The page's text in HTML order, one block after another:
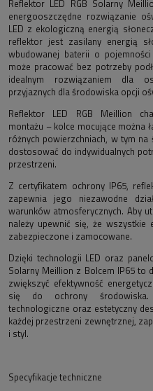
Reflektor LED RGB Solarny
energooszczędne rozwiązanie
LED z ekologiczną energią
reflektor jest zasilany energią
wbudowanej baterii o
może pracować bez potrzeby
idealnym rozwiązaniem dla
przyjaznych dla środowiska opcji
Reflektor LED RGB Meillion
montażu – kolce mocujące można
różnych powierzchniach, w tym
dostosować do indywidualnych
przestrzeni.
Z certyfikatem ochrony IP65,
zapewnia jego niezawodne
warunków atmosferycznych. Aby
należy upewnić się, że wszystkie
zabezpieczone i zamocowane.
Dzięki technologii LED oraz
Solarny Meillion z Bolcem IP65 to
zwiększyć efektywność
się do ochrony środowiska.
technologiczne oraz estetyczny
każdej przestrzeni zewnętrznej,
i styl.
Specyfikacje techniczne